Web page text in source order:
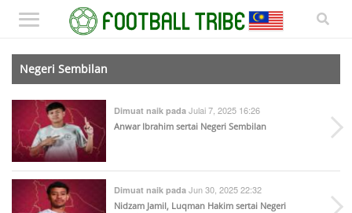
Negeri Sembilan
Dimuat naik pada Julai 7, 2025 16:26
Anwar Ibrahim sertai Negeri Sembilan
Dimuat naik pada Jun 30, 2025 22:32
Nidzam Jamil, Luqman Hakim sertai Negeri